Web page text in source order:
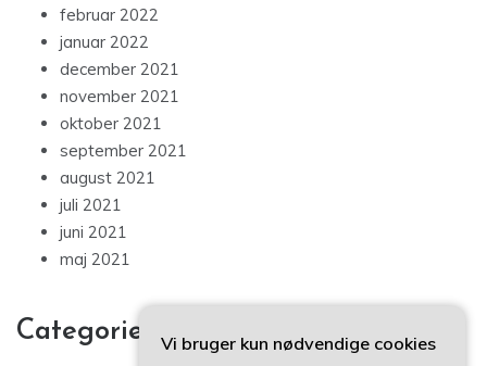
februar 2022
januar 2022
december 2021
november 2021
oktober 2021
september 2021
august 2021
juli 2021
juni 2021
maj 2021
Categories Vi bruger kun nødvendige cookies